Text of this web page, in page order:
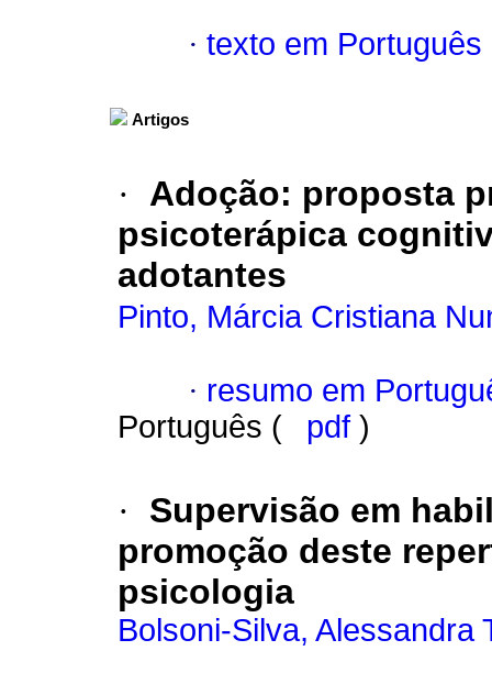
· texto em Português
Artigos
· Adoção: proposta
psicoterápica
adotantes
Pinto, Márcia Cristiana
· resumo em
Português (
pdf )
·
Supervisão em
promoção deste
psicologia
Bolsoni-Silva, Alessandra